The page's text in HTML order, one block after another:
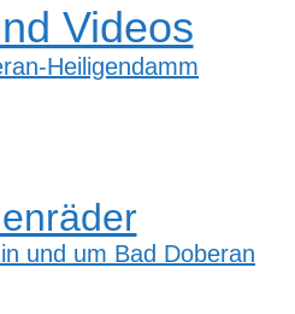
Videos
Heiligendamm
und um Bad Doberan